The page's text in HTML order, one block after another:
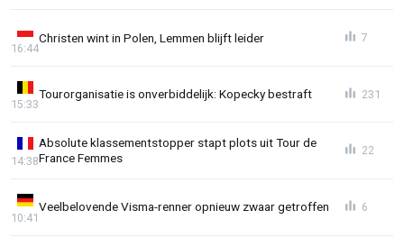
Christen wint in Polen, Lemmen blijft leider
16:44
7
Tourorganisatie is onverbiddelijk: Kopecky bestraft
15:33
231
Absolute klassementstopper stapt plots uit Tour de
France Femmes
14:38
22
Veelbelovende Visma-renner opnieuw zwaar getroffen
10:41
6